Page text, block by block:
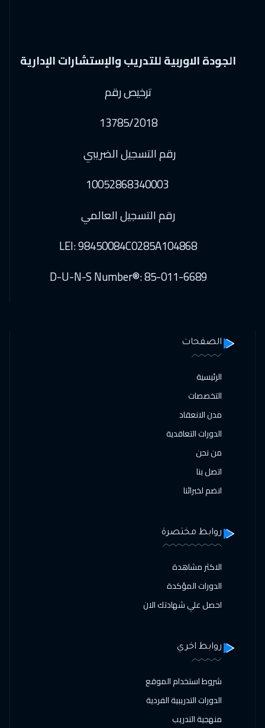
الجودة الاوربية للتدريب والإستشارات الإدارية
ترخيص رقم
13785/2018
رقم التسجيل الضريبي
10052868340003
رقم التسجيل العالمي
LEI: 98450084C0285A104868
D-U-N-S Number®: 85-011-6689
الصفحات
الرئيسية
التخصصات
مدن الانعقاد
الدورات التعاقدية
من نحن
اتصل بنا
انضم لخبرائنا
روابط مختصرة
الاكثر مشاهدة
الدورات المؤكدة
احصل علي شهادتك الان
روابط اخري
شروط استخدام الموقع
الدورات التدريبية الفردية
منهجية التدريب